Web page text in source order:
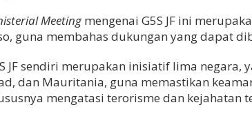
Meetingmengenai G5S JF ini
guna membahas dukungan yang dapat
JF sendiri merupakan inisiatif lima negara,
dan Mauritania, guna memastikan
mengatasi terorisme dan kejahatan